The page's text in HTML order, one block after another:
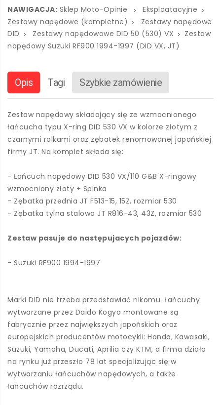
NAWIGACJA: Sklep Moto-Opinie
Eksploatacyjne
Zestawy napędowe (kompletne)
Zestawy napędowe
DID
Zestawy napędowowe DID 50 (530) VX
Zestaw
napędowy Suzuki RF900 1994-1997 (DID VX, JT)
Opis Tagi Szybkie zamówienie
Zestaw napędowy składający się ze wzmocnionego
łańcucha typu X-ring DID 530 VX w kolorze złotym z
czarnymi rolkami oraz zębatek renomowanej japońskiej
firmy JT. Na komplet składa się:
- Łańcuch napędowy DID 530 VX/110 G&B X-ringowy
wzmocniony złoty + Spinka
- Zębatka przednia JT F513-15, 15Z, rozmiar 530
- Zębatka tylna stalowa JT R816-43, 43Z, rozmiar 530
Zestaw pasuje do następujacych pojazdów:
- Suzuki RF900 1994-1997
Marki DID nie trzeba przedstawiać nikomu. Łańcuchy
wytwarzane przez Daido Kogyo montowane są
fabrycznie przez największych japońskich oraz
europejskich producentów motocykli: Honda, Kawasaki,
Suzuki, Yamaha, Ducati, Aprilia czy KTM, a firma działa
na rynku już przeszło 78 lat specjalizując się w
wytwarzaniu łańcuchów napędowych, a także
łańcuchów rozrządu.